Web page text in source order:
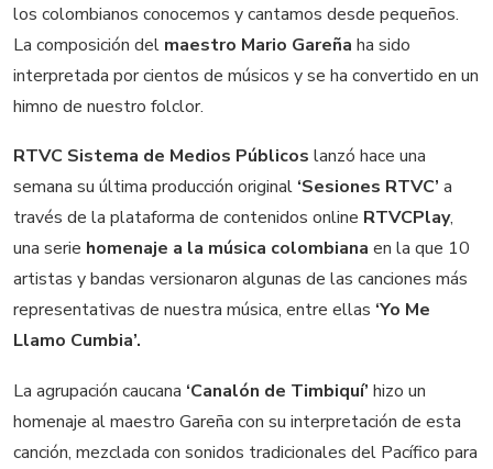
los colombianos conocemos y cantamos desde pequeños.
La composición del maestro Mario Gareña ha sido
interpretada por cientos de músicos y se ha convertido en un
himno de nuestro folclor.
RTVC Sistema de Medios Públicos lanzó hace una
semana su última producción original ‘Sesiones RTVC’ a
través de la plataforma de contenidos online RTVCPlay,
una serie homenaje a la música colombiana en la que 10
artistas y bandas versionaron algunas de las canciones más
representativas de nuestra música, entre ellas ‘Yo Me
Llamo Cumbia’.
La agrupación caucana ‘Canalón de Timbiquí’ hizo un
homenaje al maestro Gareña con su interpretación de esta
canción, mezclada con sonidos tradicionales del Pacífico para